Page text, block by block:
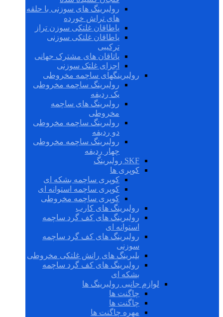
رولبرینگ های سوزنی با حلقه
های تراش خورده
یاطاقان غلتکی سوزن تراز
یاطاقان غلتکی سوزنی
ترکیبی
یاتاقان های مشترک جهانی
اجزای غلتک سوزنی
رولبرینگهای ساچمه مخروطی
رولبرینگ ساچمه مخروطی
یک ردیفه
رولبرینگ های ساچمه
مخروطی
رولبرینگ ساچمه مخروطی
دو ردیفه
رولبرینگ ساچمه مخروطی
چهار ردیفه
SKF رولبرینگ
کوپری ها
کوپری ساچمه بشکه ای
کوپری ساچمه استوانه ای
کوپری ساچمه مخروطی
رولبرینگ های کارب
رولبرینگ های کف گرد ساچمه
استوانه ای
رولبرینگ های کف گرد ساچمه
سوزنی
بلبرینگ های رانش غلتکی مخروطی
رولبرینگ های کف گرد ساچمه
بشکه ای
لوازم جانبی رولبرینگ ها
چاگنت ها
چاگنت ها
مهره چاگنت ها